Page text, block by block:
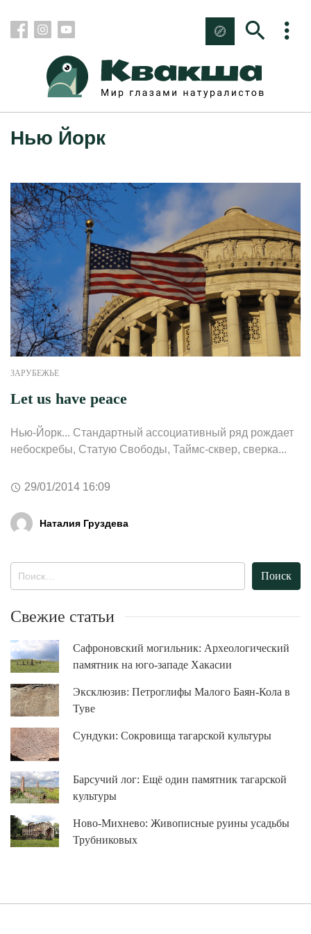
Нью Йорк
ЗАРУБЕЖЬЕ
Let us have peace
Нью-Йорк... Стандартный ассоциативный ряд рождает
небоскребы, Статую Свободы, Таймс-сквер, сверка...
29/01/2014 16:09
Наталия Груздева
Свежие статьи
Сафроновский могильник: Археологический
памятник на юго-западе Хакасии
Эксклюзив: Петроглифы Малого Баян-Кола в
Туве
Сундуки: Сокровища тагарской культуры
Барсучий лог: Ещё один памятник тагарской
культуры
Ново-Михнево: Живописные руины усадьбы
Трубниковых